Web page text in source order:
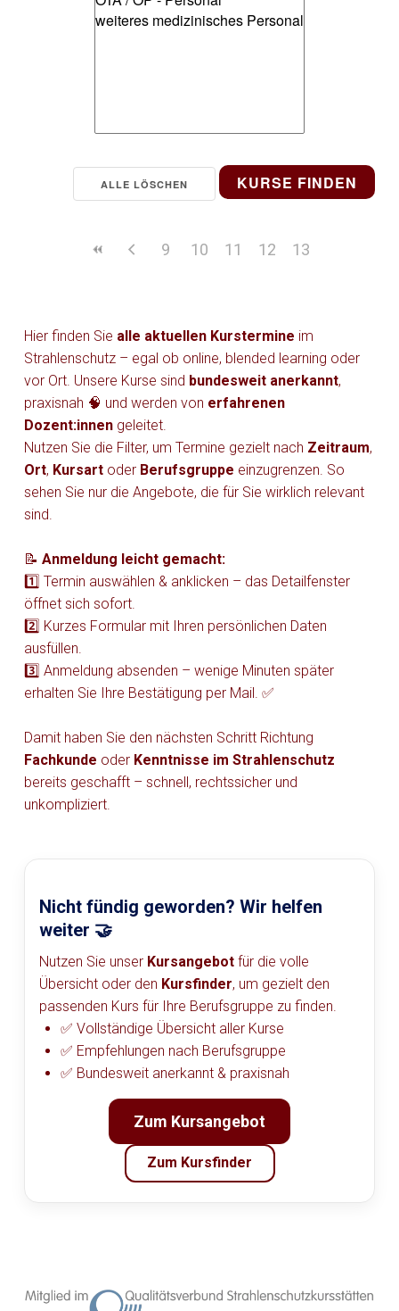
ALLE LÖSCHEN KURSE FINDEN
9 10 11 12 13
Hier finden Sie alle aktuellen Kurstermine im
Strahlenschutz – egal ob online, blended learning oder
vor Ort. Unsere Kurse sind bundesweit anerkannt,
praxisnah 🧠 und werden von erfahrenen
Dozent:innen geleitet.
Nutzen Sie die Filter, um Termine gezielt nach Zeitraum,
Ort, Kursart oder Berufsgruppe einzugrenzen. So
sehen Sie nur die Angebote, die für Sie wirklich relevant
sind.
📝 Anmeldung leicht gemacht:
1️⃣ Termin auswählen & anklicken – das Detailfenster
öffnet sich sofort.
2️⃣ Kurzes Formular mit Ihren persönlichen Daten
ausfüllen.
3️⃣ Anmeldung absenden – wenige Minuten später
erhalten Sie Ihre Bestätigung per Mail. ✅
Damit haben Sie den nächsten Schritt Richtung
Fachkunde oder Kenntnisse im Strahlenschutz
bereits geschafft – schnell, rechtssicher und
unkompliziert.
Nicht fündig geworden? Wir helfen
weiter 🤝
Nutzen Sie unser Kursangebot für die volle
Übersicht oder den Kursfinder, um gezielt den
passenden Kurs für Ihre Berufsgruppe zu finden.
✅ Vollständige Übersicht aller Kurse
✅ Empfehlungen nach Berufsgruppe
✅ Bundesweit anerkannt & praxisnah
Zum Kursangebot
Zum Kursfinder